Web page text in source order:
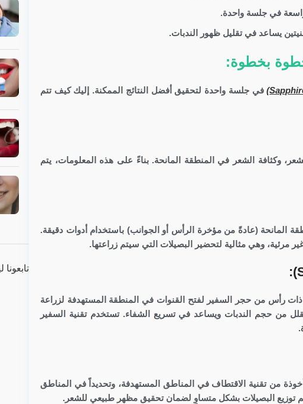
في جلسة واحدة.
يساعد في تقليل ظهور الندبات.
خطوة بخطوة:
في جلسة واحدة لتحقيق أفضل النتائج الممكنة. إليك كيف تتم
وكثافة الشعر في المنطقة المانحة. بناءً على هذه المعلومات، يتم
المانحة (عادةً من مؤخرة الرأس أو الجوانب) باستخدام أدوات دقيقة.
ذات رأس من حجر السفير لفتح القنوات في المنطقة المستهدفة لزراعة
من حجم الندبات ويساعد في تسريع الشفاء. تستخدم تقنية السفير
من تقنية الاقتطاف في المناطق المستهدفة، وتحديداً في المناطق
توزيع البصيلات بشكل متساوٍ لضمان تحقيق مظهر طبيعي للشعر.